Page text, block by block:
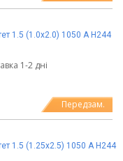
1.5 (1.0х2.0) 1050 А Н244
1-2 дні
Передзам.
1.5 (1.25х2.5) 1050 А Н244